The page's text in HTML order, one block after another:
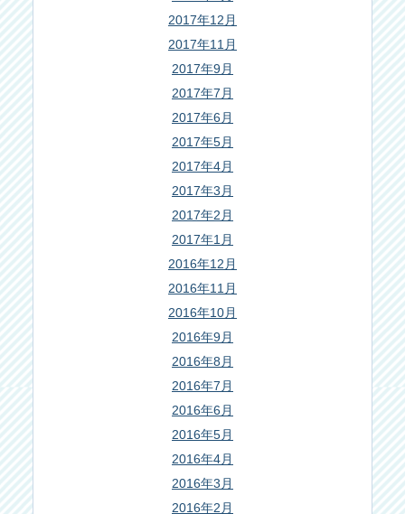
2017年12月
2017年11月
2017年9月
2017年7月
2017年6月
2017年5月
2017年4月
2017年3月
2017年2月
2017年1月
2016年12月
2016年11月
2016年10月
2016年9月
2016年8月
2016年7月
2016年6月
2016年5月
2016年4月
2016年3月
2016年2月